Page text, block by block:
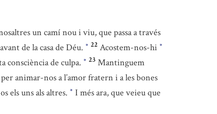
un camí nou i viu, que passa a través
de la casa de Déu. * 22 Acostem-nos-hi *
consciència de culpa. * 23 Mantinguem
animar-nos a l’amor fratern i a les bones
els uns als altres. * I més ara, que veieu que